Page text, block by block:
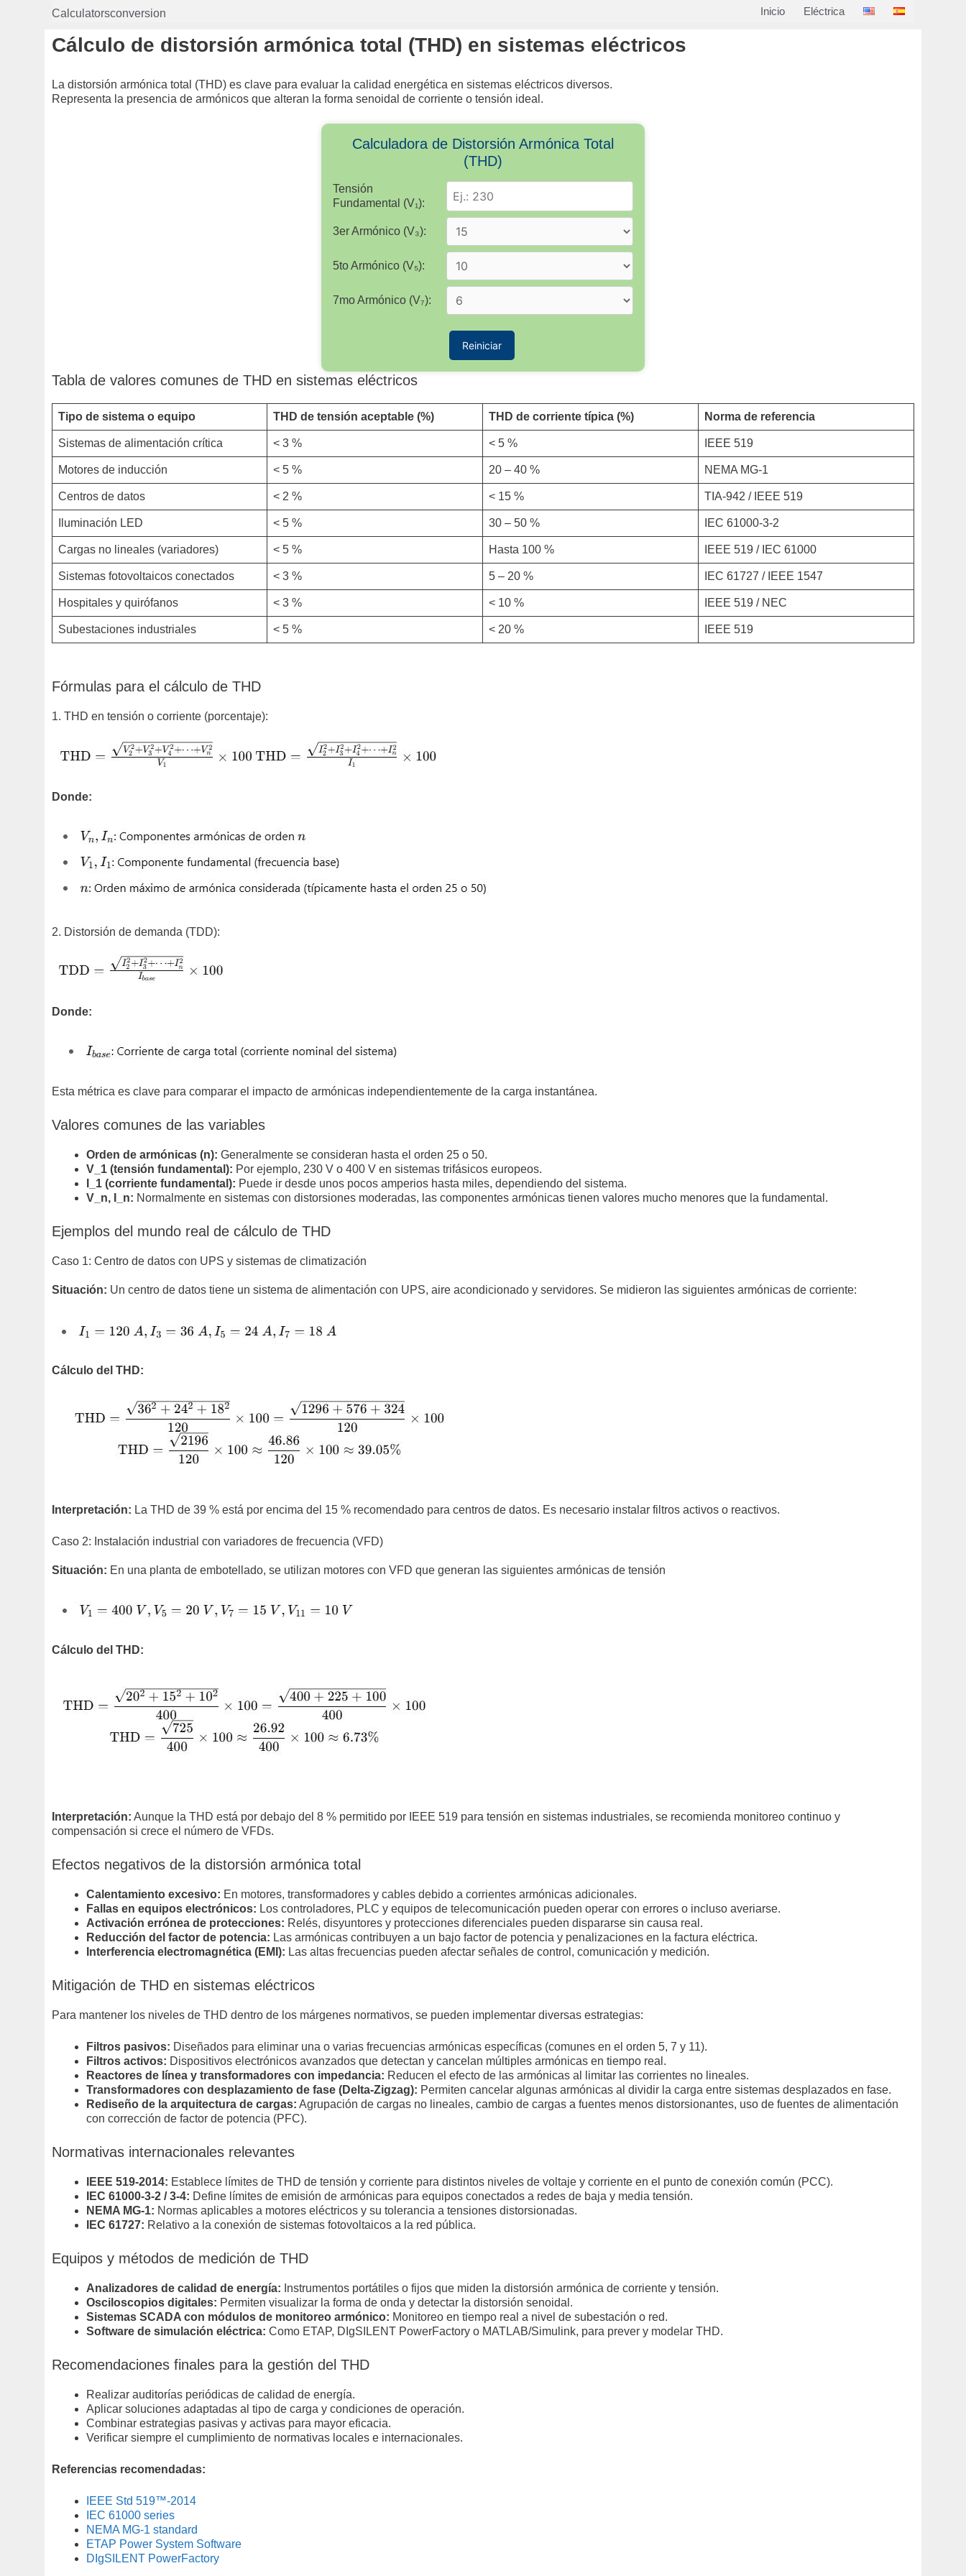
Calculatorsconversion Inicio Eléctrica
Cálculo de distorsión armónica total (THD) en sistemas eléctricos
La distorsión armónica total (THD) es clave para evaluar la calidad energética en sistemas eléctricos diversos.
Representa la presencia de armónicos que alteran la forma senoidal de corriente o tensión ideal.
Calculadora de Distorsión Armónica Total
(THD)
Tensión
Fundamental (V₁):
3er Armónico (V₃):
5to Armónico (V₅):
7mo Armónico (V₇):
Reiniciar
Tabla de valores comunes de THD en sistemas eléctricos
Tipo de sistema o equipo THD de tensión aceptable (%) THD de corriente típica (%) Norma de referencia
Sistemas de alimentación crítica < 3 % < 5 % IEEE 519
Motores de inducción < 5 % 20 – 40 % NEMA MG-1
Centros de datos < 2 % < 15 % TIA-942 / IEEE 519
Iluminación LED < 5 % 30 – 50 % IEC 61000-3-2
Cargas no lineales (variadores) < 5 % Hasta 100 % IEEE 519 / IEC 61000
Sistemas fotovoltaicos conectados < 3 % 5 – 20 % IEC 61727 / IEEE 1547
Hospitales y quirófanos < 3 % < 10 % IEEE 519 / NEC
Subestaciones industriales < 5 % < 20 % IEEE 519
Fórmulas para el cálculo de THD
1. THD en tensión o corriente (porcentaje):
Donde:
2. Distorsión de demanda (TDD):
Donde:
Esta métrica es clave para comparar el impacto de armónicas independientemente de la carga instantánea.
Valores comunes de las variables
Orden de armónicas (n): Generalmente se consideran hasta el orden 25 o 50.
V_1 (tensión fundamental): Por ejemplo, 230 V o 400 V en sistemas trifásicos europeos.
I_1 (corriente fundamental): Puede ir desde unos pocos amperios hasta miles, dependiendo del sistema.
V_n, I_n: Normalmente en sistemas con distorsiones moderadas, las componentes armónicas tienen valores mucho menores que la fundamental.
Ejemplos del mundo real de cálculo de THD
Caso 1: Centro de datos con UPS y sistemas de climatización
Situación: Un centro de datos tiene un sistema de alimentación con UPS, aire acondicionado y servidores. Se midieron las siguientes armónicas de corriente:
Cálculo del THD:
Interpretación: La THD de 39 % está por encima del 15 % recomendado para centros de datos. Es necesario instalar filtros activos o reactivos.
Caso 2: Instalación industrial con variadores de frecuencia (VFD)
Situación: En una planta de embotellado, se utilizan motores con VFD que generan las siguientes armónicas de tensión
Cálculo del THD:
Interpretación: Aunque la THD está por debajo del 8 % permitido por IEEE 519 para tensión en sistemas industriales, se recomienda monitoreo continuo y
compensación si crece el número de VFDs.
Efectos negativos de la distorsión armónica total
Calentamiento excesivo: En motores, transformadores y cables debido a corrientes armónicas adicionales.
Fallas en equipos electrónicos: Los controladores, PLC y equipos de telecomunicación pueden operar con errores o incluso averiarse.
Activación errónea de protecciones: Relés, disyuntores y protecciones diferenciales pueden dispararse sin causa real.
Reducción del factor de potencia: Las armónicas contribuyen a un bajo factor de potencia y penalizaciones en la factura eléctrica.
Interferencia electromagnética (EMI): Las altas frecuencias pueden afectar señales de control, comunicación y medición.
Mitigación de THD en sistemas eléctricos
Para mantener los niveles de THD dentro de los márgenes normativos, se pueden implementar diversas estrategias:
Filtros pasivos: Diseñados para eliminar una o varias frecuencias armónicas específicas (comunes en el orden 5, 7 y 11).
Filtros activos: Dispositivos electrónicos avanzados que detectan y cancelan múltiples armónicas en tiempo real.
Reactores de línea y transformadores con impedancia: Reducen el efecto de las armónicas al limitar las corrientes no lineales.
Transformadores con desplazamiento de fase (Delta-Zigzag): Permiten cancelar algunas armónicas al dividir la carga entre sistemas desplazados en fase.
Rediseño de la arquitectura de cargas: Agrupación de cargas no lineales, cambio de cargas a fuentes menos distorsionantes, uso de fuentes de alimentación
con corrección de factor de potencia (PFC).
Normativas internacionales relevantes
IEEE 519-2014: Establece límites de THD de tensión y corriente para distintos niveles de voltaje y corriente en el punto de conexión común (PCC).
IEC 61000-3-2 / 3-4: Define límites de emisión de armónicas para equipos conectados a redes de baja y media tensión.
NEMA MG-1: Normas aplicables a motores eléctricos y su tolerancia a tensiones distorsionadas.
IEC 61727: Relativo a la conexión de sistemas fotovoltaicos a la red pública.
Equipos y métodos de medición de THD
Analizadores de calidad de energía: Instrumentos portátiles o fijos que miden la distorsión armónica de corriente y tensión.
Osciloscopios digitales: Permiten visualizar la forma de onda y detectar la distorsión senoidal.
Sistemas SCADA con módulos de monitoreo armónico: Monitoreo en tiempo real a nivel de subestación o red.
Software de simulación eléctrica: Como ETAP, DIgSILENT PowerFactory o MATLAB/Simulink, para prever y modelar THD.
Recomendaciones finales para la gestión del THD
Realizar auditorías periódicas de calidad de energía.
Aplicar soluciones adaptadas al tipo de carga y condiciones de operación.
Combinar estrategias pasivas y activas para mayor eficacia.
Verificar siempre el cumplimiento de normativas locales e internacionales.
Referencias recomendadas:
IEEE Std 519™-2014
IEC 61000 series
NEMA MG-1 standard
ETAP Power System Software
DIgSILENT PowerFactory